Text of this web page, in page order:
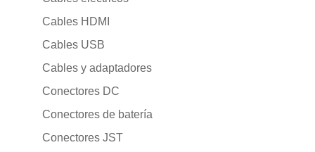
Cables HDMI
Cables USB
Cables y adaptadores
Conectores DC
Conectores de batería
Conectores JST